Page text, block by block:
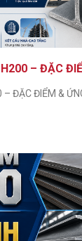
– ĐẶC
– ĐẶC ĐIỂM &